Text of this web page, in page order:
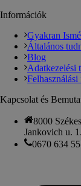
Információk
Gyakran
Általános
Blog
Adatkezelési
Kapcsolat és
8000
Jankovich u. 1.
0670 634